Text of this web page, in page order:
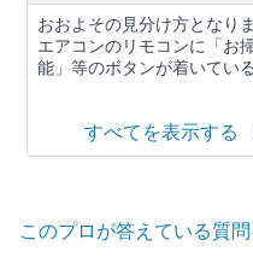
おおよその見分け方となり
エアコンのリモコンに「お
能」等のボタンが着いてい
すべてを表示する
このプロが答えている質